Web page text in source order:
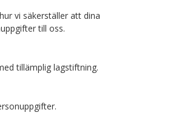
vi säkerställer att dina
till oss.
tillämplig lagstiftning.